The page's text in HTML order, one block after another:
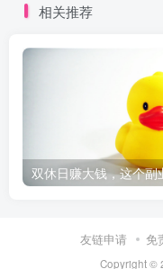
相关推荐
友链申请 免
Copyright ©